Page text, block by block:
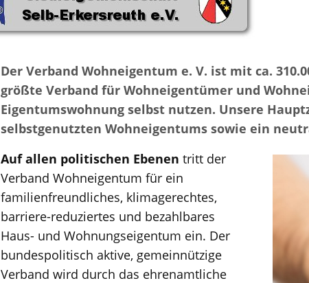
Der Verband Wohneigentum e. V. ist mit ca.
größte Verband für Wohneigentümer und
Eigentumswohnung selbst nutzen. Unsere
selbstgenutzten Wohneigentums sowie ein
Auf allen politischen Ebenen tritt der
Verband Wohneigentum für ein
familienfreundliches, klimagerechtes,
barriere-reduziertes und bezahlbares
Haus- und Wohnungseigentum ein. Der
bundespolitisch aktive, gemeinnützige
Verband wird durch das ehrenamtliche